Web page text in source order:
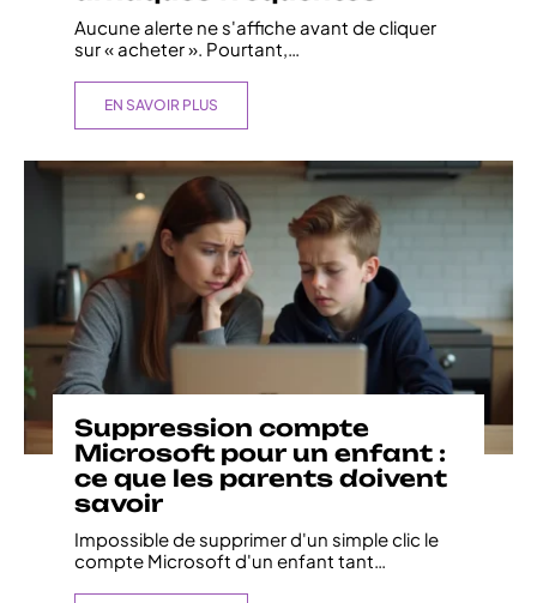
Aucune alerte ne s'affiche avant de cliquer
sur « acheter ». Pourtant,…
EN SAVOIR PLUS
Suppression compte
Microsoft pour un enfant :
ce que les parents doivent
savoir
Impossible de supprimer d'un simple clic le
compte Microsoft d'un enfant tant